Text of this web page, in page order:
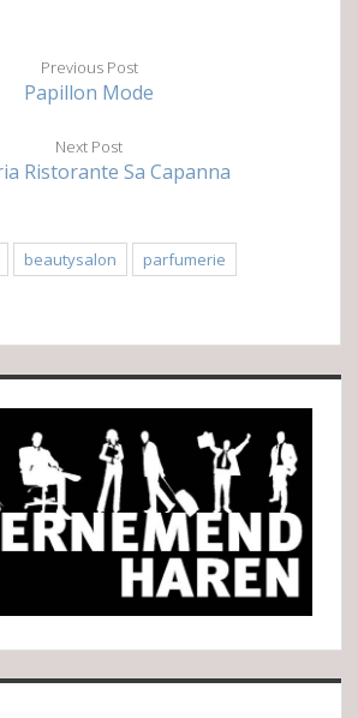
Previous Post
Papillon Mode
Next Post
Ristorante Sa Capanna
beautysalon parfumerie